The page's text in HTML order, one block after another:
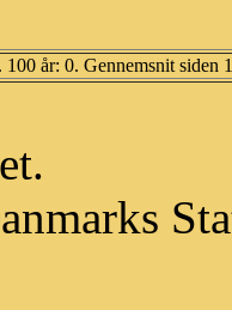
100 år: 0. Gennemsnit siden